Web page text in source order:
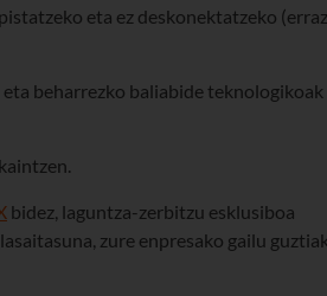
eta ez deskonektatzeko (erraz
beharrezko baliabide teknologikoak
bidez, laguntza-zerbitzu esklusiboa
zure enpresako gailu